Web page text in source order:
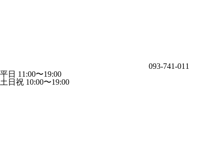
093-741-011
平日 11:00〜19:00
土日祝 10:00〜19:00